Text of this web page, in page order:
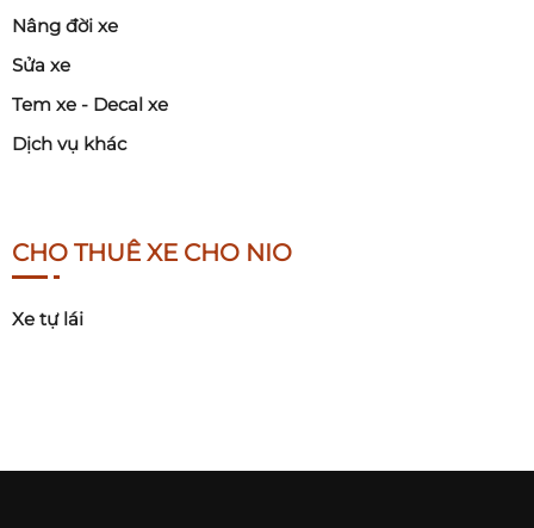
Nâng đời xe
Sửa xe
Tem xe - Decal xe
Dịch vụ khác
CHO THUÊ XE CHO NIO
Xe tự lái